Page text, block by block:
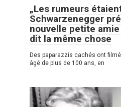
„Les rumeurs
Schwarzenegger
nouvelle petite
dit la même chose
Des paparazzis cachés ont filmé
âgé de plus de 100 ans, en